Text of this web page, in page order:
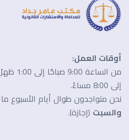
أوقات العمل:
إلى 8:00 مساءً.
نحن متواجدون طوال أيام الأسبوع
والسبت (إجازة).